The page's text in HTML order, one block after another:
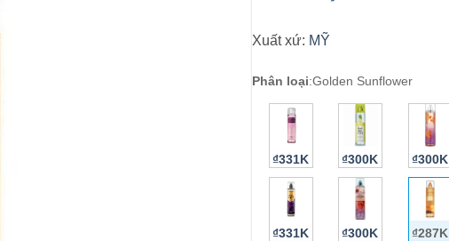
Xuất xứ: MỸ
Phân loại:Golden Sunflower
₫331K ₫300K ₫300K
₫331K ₫300K ₫287K